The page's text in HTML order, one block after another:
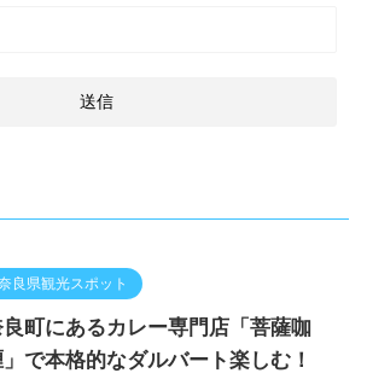
良県観光スポット
町にあるカレー専門店「菩薩咖
で本格的なダルバート楽しむ！